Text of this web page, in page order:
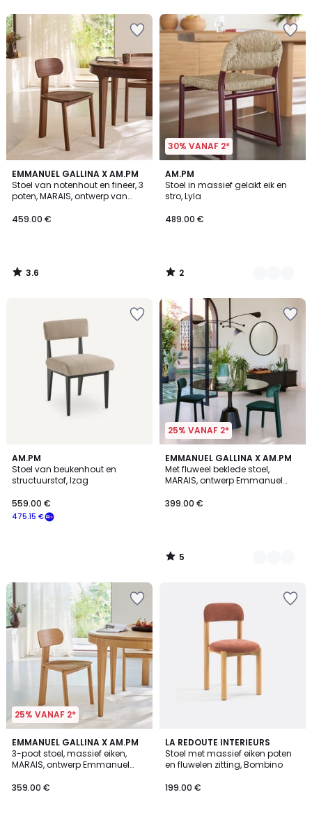
EMMANUEL GALLINA X AM.PM
Stoel van notenhout en fineer, 3
poten, MARAIS, ontwerp van
459.00 €
3.6
/ 5
3.6
/
30% VANAF 2*
AM.PM
Stoel in massief gelakt eik en
stro, Lyla
489.00 €
2
/
5
2
Kleuren
2
/
AM.PM
Stoel van beukenhout en
structuurstof, Izag
475.15 €
559.00 €
25% VANAF 2*
EMMANUEL GALLINA X AM.PM
Met fluweel beklede stoel,
MARAIS, ontwerp Emmanuel
399.00 €
5
/
5
2
Kleuren
5
/
25% VANAF 2*
EMMANUEL GALLINA X AM.PM
3-poot stoel, massief eiken,
MARAIS, ontwerp Emmanuel
359.00 €
3.4
/ 5
LA REDOUTE INTERIEURS
Stoel met massief eiken poten
en fluwelen zitting, Bombino
199.00 €